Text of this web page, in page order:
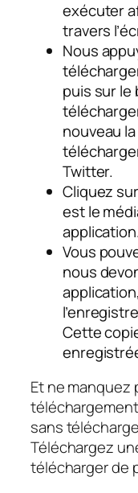
exécuter
travers
Nous
puis sur le
nouveau
Twitter.
Cliquez
est le
Vous
nous
Cette
Et ne manquez
sans
Téléchargez
télécharger de